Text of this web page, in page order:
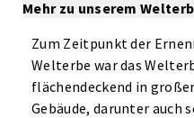
Mehr zu unserem
Zum Zeitpunkt der
Welterbe war das
flächendeckend in
Gebäude, darunter auch